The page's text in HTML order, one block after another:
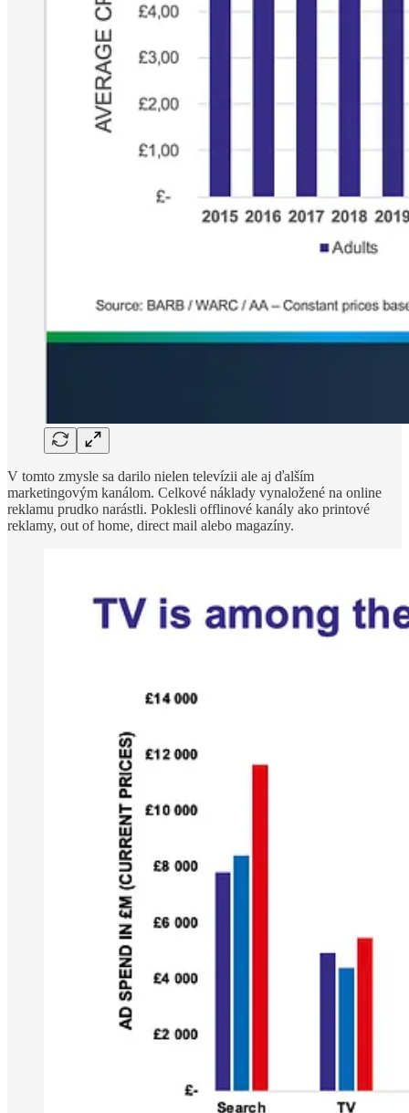
V tomto zmysle sa darilo nielen televízii ale aj ďalším
marketingovým kanálom. Celkové náklady vynaložené na online
reklamu prudko narástli. Poklesli offlinové kanály ako printové
reklamy, out of home, direct mail alebo magazíny.